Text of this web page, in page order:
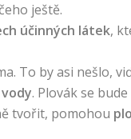
ještě.
účinných látek,
To by asi nešlo,
. Plovák se
tvořit, pomohou